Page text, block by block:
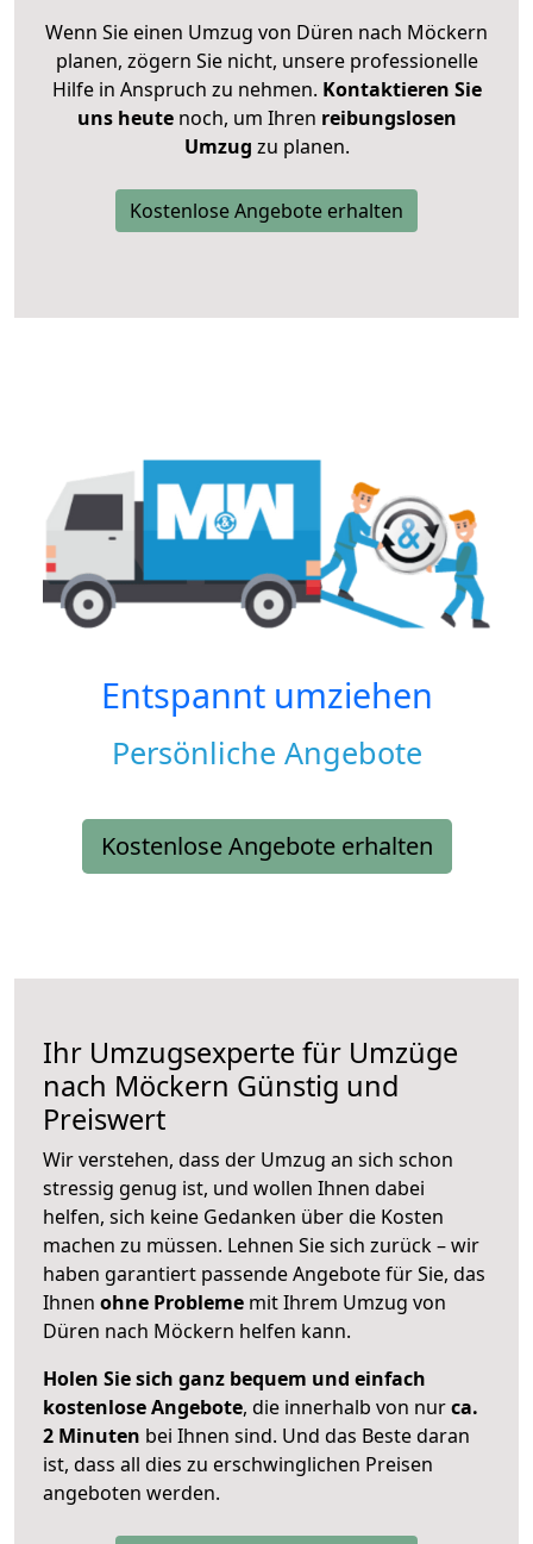
Wenn Sie einen Umzug von Düren nach Möckern
planen, zögern Sie nicht, unsere professionelle
Hilfe in Anspruch zu nehmen. Kontaktieren Sie
uns heutenoch, um Ihren reibungslosen
Umzug zu planen.
Kostenlose Angebote erhalten
Entspannt umziehen
Persönliche Angebote
Kostenlose Angebote erhalten
Ihr Umzugsexperte für Umzüge
nach Möckern Günstig und
Preiswert
Wir verstehen, dass der Umzug an sich schon
stressig genug ist, und wollen Ihnen dabei
helfen, sich keine Gedanken über die Kosten
machen zu müssen. Lehnen Sie sich zurück – wir
haben garantiert passende Angebote für Sie, das
Ihnen ohne Probleme mit Ihrem Umzug von
Düren nach Möckern helfen kann.
Holen Sie sich ganz bequem und einfach
kostenlose Angebote, die innerhalb von nurca.
2 Minuten bei Ihnen sind. Und das Beste daran
ist, dass all dies zu erschwinglichen Preisen
angeboten werden.